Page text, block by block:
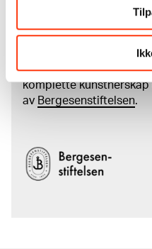
Den digitale
samling og katalogen
komplette
av Bergesenstiftelsen.